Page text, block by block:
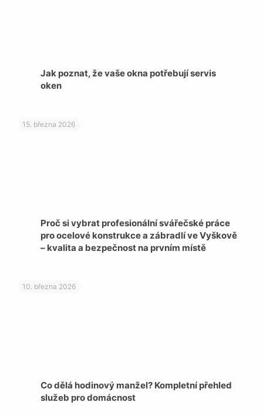
Jak poznat, že vaše okna potřebují servis
oken
15. března 2026
Proč si vybrat profesionální svářečské práce
pro ocelové konstrukce a zábradlí ve Vyškově
– kvalita a bezpečnost na prvním místě
10. března 2026
Co dělá hodinový manžel? Kompletní přehled
služeb pro domácnost